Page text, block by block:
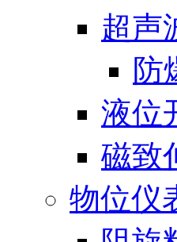
超声
防
液位
磁致
物位仪